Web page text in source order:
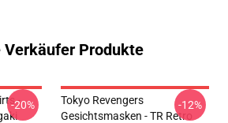
Verkäufer Produkte
-
-20%
Tokyo Revengers
Gesichtsmasken - TR Retro
-12%